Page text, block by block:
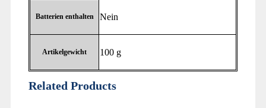
Batterien enthalten ‎Nein
Artikelgewicht ‎100 g
Related Products